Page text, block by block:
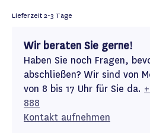
Lieferzeit2-3 Tage
Wir beraten Sie gerne!
Haben Sie noch Fragen,
abschließen? Wir sind von
von 8 bis 17 Uhr für Sie da.
888
Kontakt aufnehmen